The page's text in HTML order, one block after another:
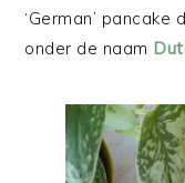
‘German’
onder de naam